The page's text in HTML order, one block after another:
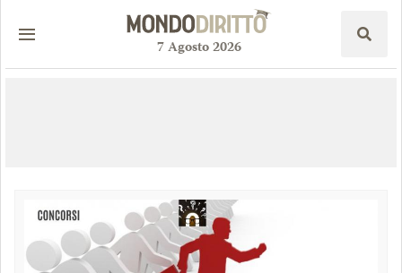
7Agosto2026